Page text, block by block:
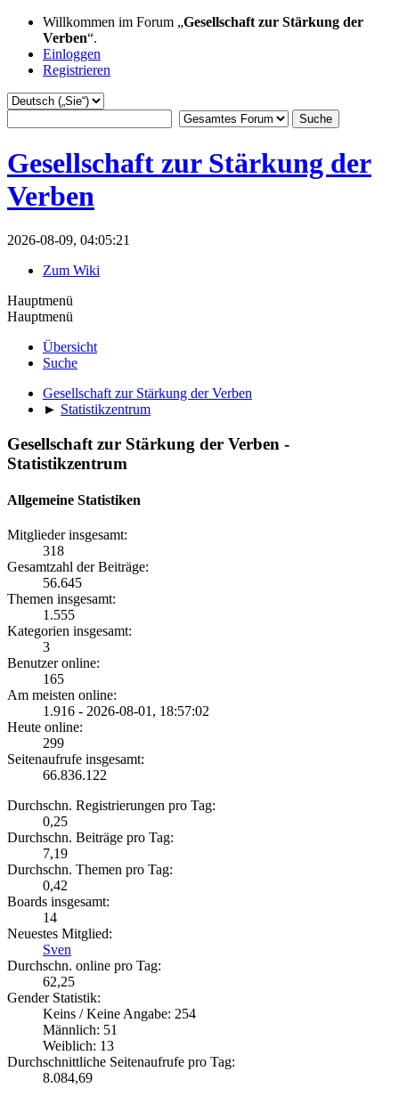
Willkommen im Forum „Gesellschaft zur Stärkung der
Verben“.
Einloggen
Registrieren
Gesellschaft zur Stärkung der
Verben
2026-08-09, 04:05:21
Zum Wiki
Hauptmenü
Hauptmenü
Übersicht
Suche
Gesellschaft zur Stärkung der Verben
► Statistikzentrum
Gesellschaft zur Stärkung der Verben -
Statistikzentrum
Allgemeine Statistiken
Mitglieder insgesamt:
318
Gesamtzahl der Beiträge:
56.645
Themen insgesamt:
1.555
Kategorien insgesamt:
3
Benutzer online:
165
Am meisten online:
1.916 - 2026-08-01, 18:57:02
Heute online:
299
Seitenaufrufe insgesamt:
66.836.122
Durchschn. Registrierungen pro Tag:
0,25
Durchschn. Beiträge pro Tag:
7,19
Durchschn. Themen pro Tag:
0,42
Boards insgesamt:
14
Neuestes Mitglied:
Sven
Durchschn. online pro Tag:
62,25
Gender Statistik:
Keins / Keine Angabe: 254
Männlich: 51
Weiblich: 13
Durchschnittliche Seitenaufrufe pro Tag:
8.084,69